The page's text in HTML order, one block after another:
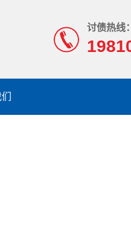
讨债热线：